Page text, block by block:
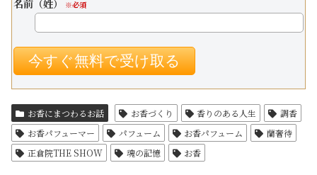
名前（姓） ※必須
お香にまつわるお話 お香づくり 香りのある人生
調香
お香パフューマー
パフューム お香パフューム
蘭奢待
正倉院THE SHOW
魂の記憶 お香